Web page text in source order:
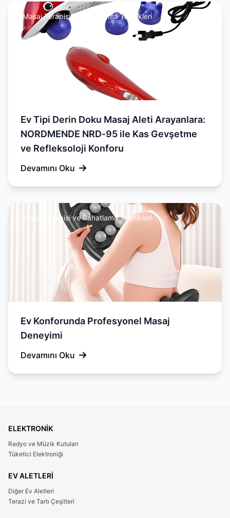
Masaj Terapisi ve Rahatlama Teknikleri
Ev Tipi Derin Doku Masaj Aleti Arayanlara:
NORDMENDE NRD‑95 ile Kas Gevşetme
ve Refleksoloji Konforu
Devamını Oku
Masaj Terapisi ve Rahatlama Teknikleri
Ev Konforunda Profesyonel Masaj
Deneyimi
Devamını Oku
ELEKTRONİK
Radyo ve Müzik Kutuları
Tüketici Elektroniği
EV ALETLERİ
Diğer Ev Aletleri
Terazi ve Tartı Çeşitleri